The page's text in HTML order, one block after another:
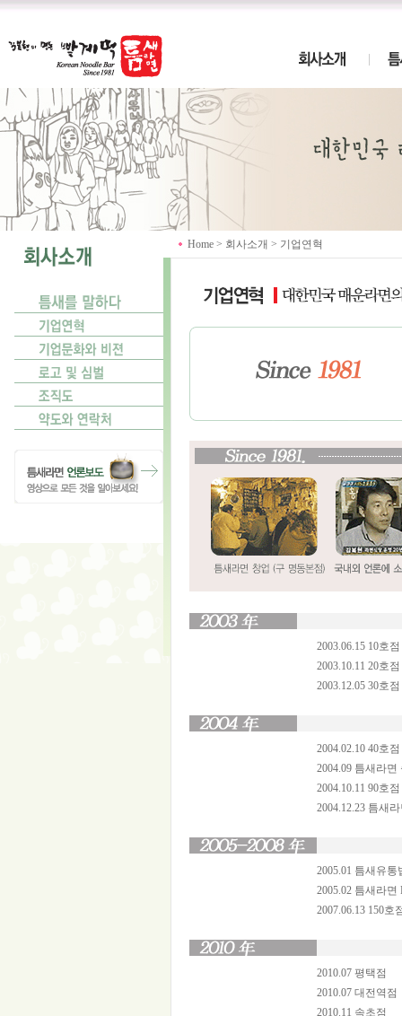
Home > 회사소개 > 기업연혁
2003.06.15 10호
2003.10.11 20호
2003.12.05 30호
2004.02.10 40호
2004.09 틈새라면
2004.10.11 90호
2004.12.23 틈새
2005.01 틈새유통
2005.02 틈새라
2007.06.13 150호
2010.07 평택점
2010.07 대전역점
2010.11 속초점